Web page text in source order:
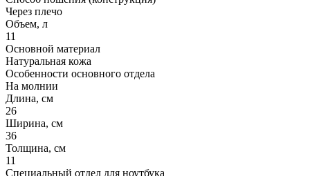
Через плечо
Объем, л
11
Основной материал
Натуральная кожа
Особенности основного отдела
На молнии
Длина, см
26
Ширина, см
36
Толщина, см
11
Специальный отдел для ноутбука